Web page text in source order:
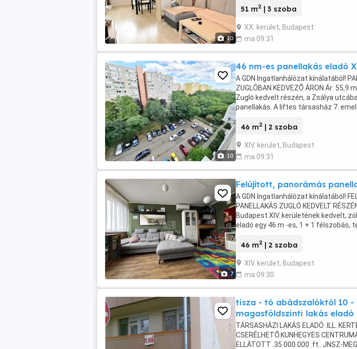
10
51 m2 | 3 szoba
XX. kerület, Budapest
ma 09:31
10
46 nm-es panellakás eladó
A GDN Ingatlanhálózat kínálatából!
ZUGLÓBAN KEDVEZŐ ÁRON Ár:
Zugló kedvelt részén, a Zsálya
panellakás. A liftes társasház 7.
46 m2 | 2 szoba
XIV. kerület, Budapest
ma 09:31
7
Felújított, panorámás
A GDN Ingatlanhálózat kínálatából!
PANELLAKÁS ZUGLÓ KEDVELT
Budapest XIV. kerületének kedvelt,
eladó egy 46 m -es, 1 + 1 félszobás,
46 m2 | 2 szoba
XIV. kerület, Budapest
ma 09:30
tisza - tó abádszalóktól 10 -
magasföldszinti lakás eladó
TÁRSASHÁZI LAKÁS ELADÓ .ILL.
CSERÉLHETŐ.KUNHEGYES
ELLÁTOTT .35 000 000 .ft.. JNSZ-